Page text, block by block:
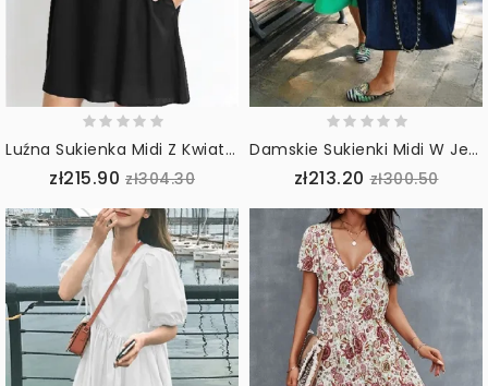
Luźna Sukienka Midi Z Kwiatowym Haftem Bez Rękawów I Kieszeniami
zł215.90 zł304.30
Damskie Sukienki Midi W Jednolitym Kolorze Luźne Falbany Z Krótkim Rękawem
zł213.20 zł300.50